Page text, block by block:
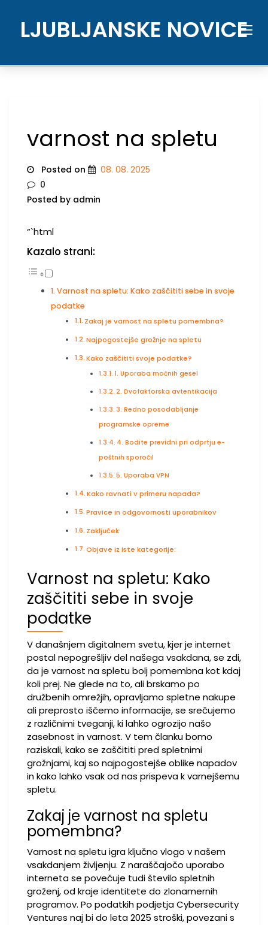
contentLJUBLJANSKE NOVICE
varnost na spletu
Posted on
08. 08. 2025
0
Posted by admin
“`html
Kazalo strani:
Varnost na spletu: Kako zaščititi sebe in svoje
podatke
Zakaj je varnost na spletu pomembna?
Najpogostejše grožnje na spletu
Kako zaščititi svoje podatke?
1. Uporaba močnih gesel
2. Dvofaktorska avtentikacija
3. Redno posodabljanje
programske opreme
4. Bodite previdni pri odprtju e-
poštnih sporočil
5. Uporaba VPN
Kako ravnati v primeru napada?
Pravice in odgovornosti uporabnikov
Zaključek
Objave iz iste kategorije:
Varnost na spletu: Kako
zaščititi sebe in svoje
podatke
V današnjem digitalnem svetu, kjer je internet
postal nepogrešljiv del našega vsakdana, se zdi,
da je varnost na spletu bolj pomembna kot kdaj
koli prej. Ne glede na to, ali brskamo po
družbenih omrežjih, opravljamo spletne nakupe
ali preprosto iščemo informacije, se srečujemo
z različnimi tveganji, ki lahko ogrozijo našo
zasebnost in varnost. V tem članku bomo
raziskali, kako se zaščititi pred spletnimi
grožnjami, kaj so najpogostejše oblike napadov
in kako lahko vsak od nas prispeva k varnejšemu
spletu.
Zakaj je varnost na spletu
pomembna?
Varnost na spletu igra ključno vlogo v našem
vsakdanjem življenju. Z naraščajočo uporabo
interneta se povečuje tudi število spletnih
groženj, od kraje identitete do zlonamernih
programov. Po podatkih podjetja Cybersecurity
Ventures naj bi do leta 2025 stroški, povezani s